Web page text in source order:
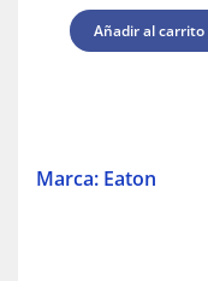
Añadir al carrito
Marca: Eaton